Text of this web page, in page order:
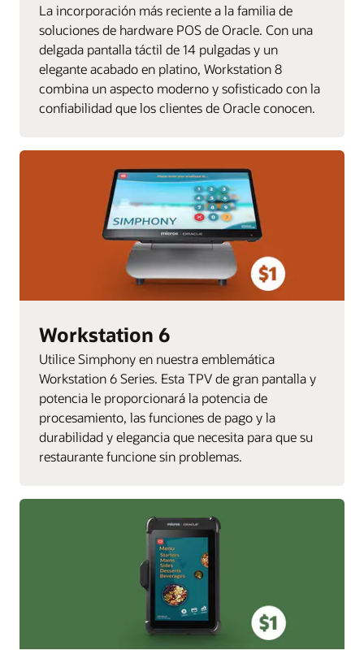
La incorporación más reciente a la familia de
soluciones de hardware POS de Oracle. Con una
delgada pantalla táctil de 14 pulgadas y un
elegante acabado en platino, Workstation 8
combina un aspecto moderno y sofisticado con la
confiabilidad que los clientes de Oracle conocen.
Workstation 6
Utilice Simphony en nuestra emblemática
Workstation 6 Series. Esta TPV de gran pantalla y
potencia le proporcionará la potencia de
procesamiento, las funciones de pago y la
durabilidad y elegancia que necesita para que su
restaurante funcione sin problemas.